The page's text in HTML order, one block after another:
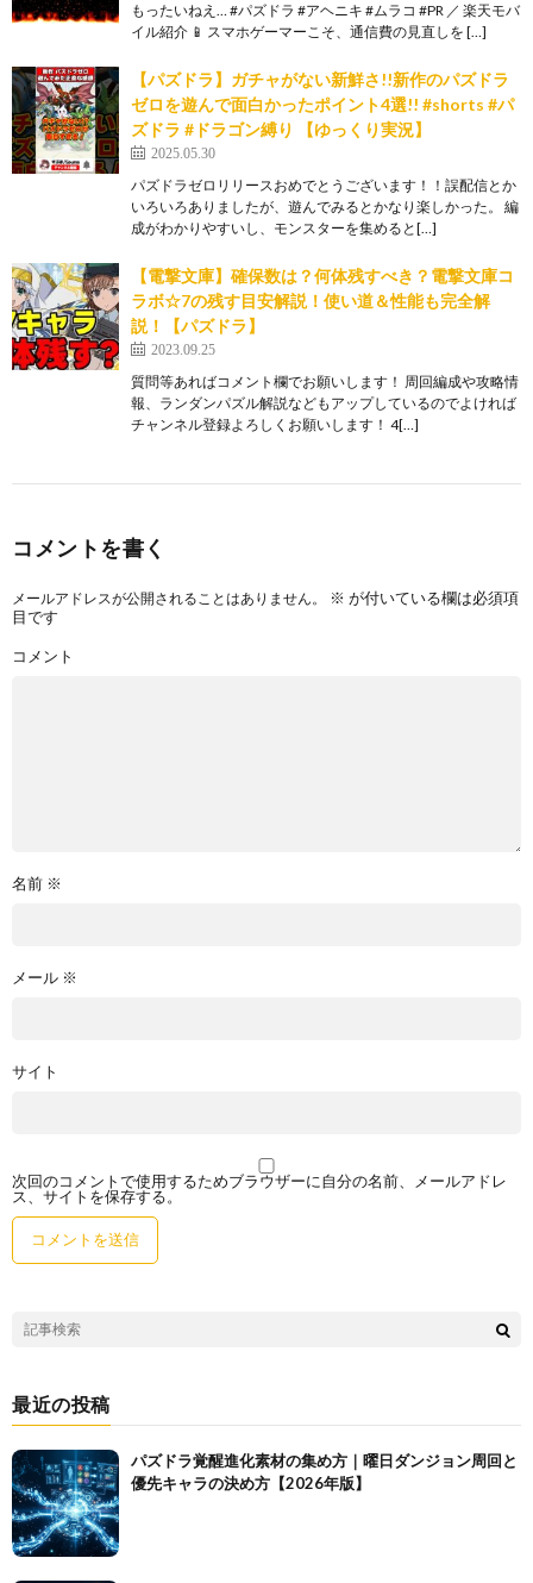
もったいねえ… #パズドラ #アヘニキ #ムラコ #PR ／ 楽天モバ
イル紹介 📱 スマホゲーマーこそ、通信費の見直しを […]
【パズドラ】ガチャがない新鮮さ!!新作のパズドラ
ゼロを遊んで面白かったポイント4選!! #shorts #パ
ズドラ #ドラゴン縛り 【ゆっくり実況】
2025.05.30
パズドラゼロリリースおめでとうございます！！誤配信とか
いろいろありましたが、遊んでみるとかなり楽しかった。 編
成がわかりやすいし、モンスターを集めると[…]
【電撃文庫】確保数は？何体残すべき？電撃文庫コ
ラボ☆7の残す目安解説！使い道＆性能も完全解
説！【パズドラ】
2023.09.25
質問等あればコメント欄でお願いします！ 周回編成や攻略情
報、ランダンパズル解説などもアップしているのでよければ
チャンネル登録よろしくお願いします！ 4[…]
コメントを書く
メールアドレスが公開されることはありません。 ※ が付いている欄は必須項
目です
コメント
名前 ※
メール ※
サイト
次回のコメントで使用するためブラウザーに自分の名前、メールアドレ
ス、サイトを保存する。
最近の投稿
パズドラ覚醒進化素材の集め方｜曜日ダンジョン周回と
優先キャラの決め方【2026年版】